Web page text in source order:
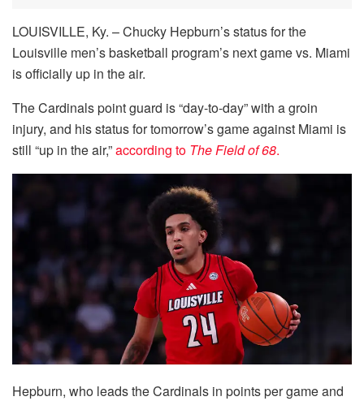
LOUISVILLE, Ky. – Chucky Hepburn’s status for the
Louisville men’s basketball program’s next game vs. Miami
is officially up in the air.
The Cardinals point guard is “day-to-day” with a groin
injury, and his status for tomorrow’s game against Miami is
still “up in the air,”according to The Field of 68.
Hepburn, who leads the Cardinals in points per game and